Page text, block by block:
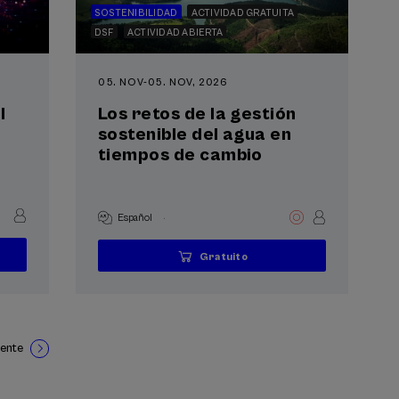
SOSTENIBILIDAD
ACTIVIDAD GRATUITA
DSF
ACTIVIDAD ABIERTA
05. NOV-05. NOV, 2026
Los retos de la gestión
sostenible del agua en
tiempos de cambio
Español
...
Gratuito
Últimas
plazas
Gratuito
Fecha
pasada
Lista
de
Plazo
de
Siguiente